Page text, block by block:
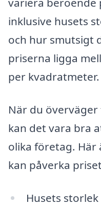
inklusive husets
och hur smutsigt
priserna ligga
per kvadratmeter.
När du
kan det vara bra
olika företag.
kan påverka
Husets